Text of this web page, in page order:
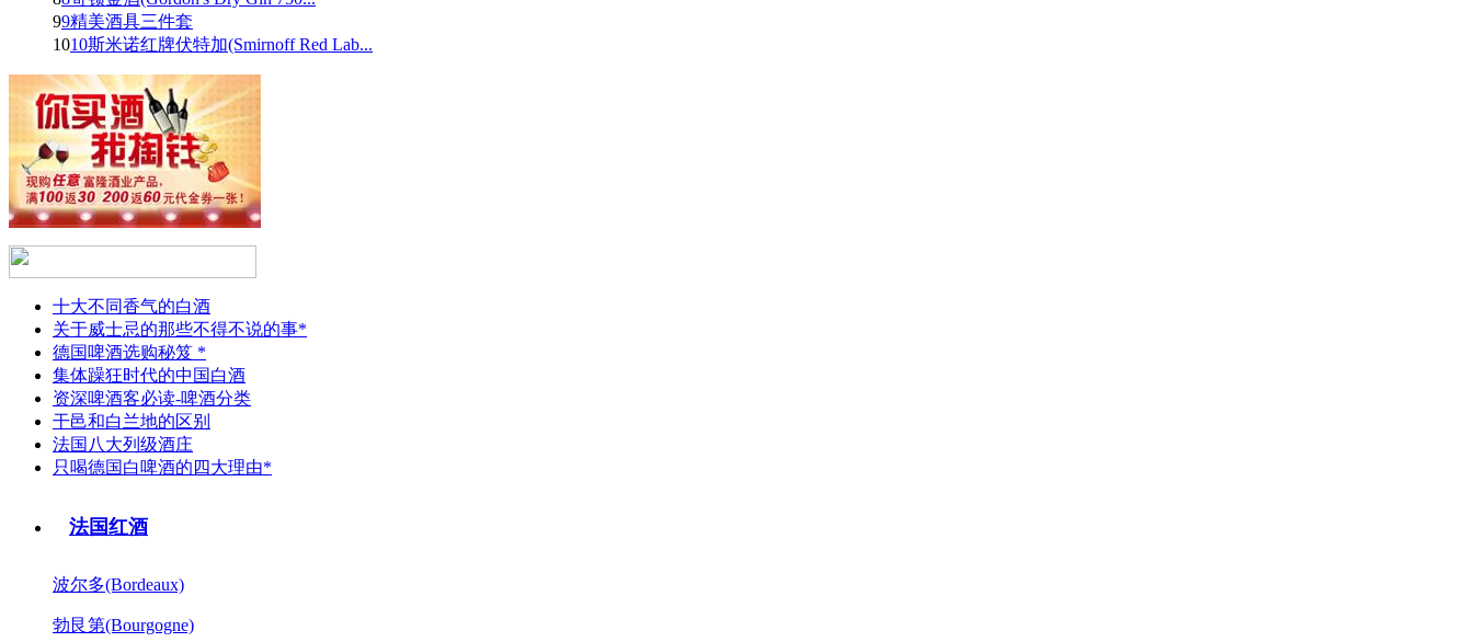
99精美酒具三件套
1010斯米诺红牌伏特加(Smirnoff Red Lab...
十大不同香气的白酒
关于威士忌的那些不得不说的事*
德国啤酒选购秘笈 *
集体躁狂时代的中国白酒
资深啤酒客必读-啤酒分类
干邑和白兰地的区别
法国八大列级酒庄
只喝德国白啤酒的四大理由*
法国红酒
波尔多(Bordeaux)
勃艮第(Bourgogne)